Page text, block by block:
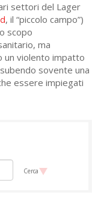
settori del Lager
, il “piccolo campo”)
scopo
ma
un violento impatto
sovente una
essere impiegati
Cerca